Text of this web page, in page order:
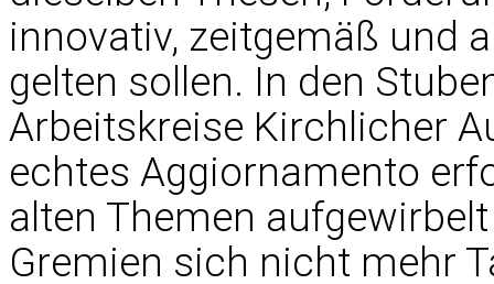
innovativ, zeitgemäß und
gelten sollen. In den
Arbeitskreise Kirchlicher
echtes Aggiornamento
alten Themen
Gremien sich nicht mehr